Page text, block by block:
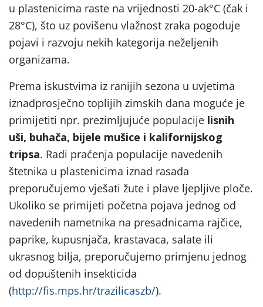
u plastenicima raste na vrijednosti 20-ak°C (čak i
28°C), što uz povišenu vlažnost zraka pogoduje
pojavi i razvoju nekih kategorija neželjenih
organizama.
Prema iskustvima iz ranijih sezona u uvjetima
iznadprosječno toplijih zimskih dana moguće je
primijetiti npr. prezimljujuće populacije lisnih
uši, buhača, bijele mušice i kalifornijskog
tripsa. Radi praćenja populacije navedenih
štetnika u plastenicima iznad rasada
preporučujemo vješati žute i plave ljepljive ploče.
Ukoliko se primijeti početna pojava jednog od
navedenih nametnika na presadnicama rajčice,
paprike, kupusnjača, krastavaca, salate ili
ukrasnog bilja, preporučujemo primjenu jednog
od dopuštenih insekticida
(http://fis.mps.hr/trazilicaszb/).